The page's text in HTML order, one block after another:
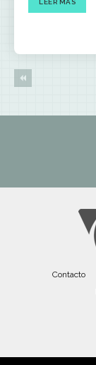
LEER MÁS
Contacto